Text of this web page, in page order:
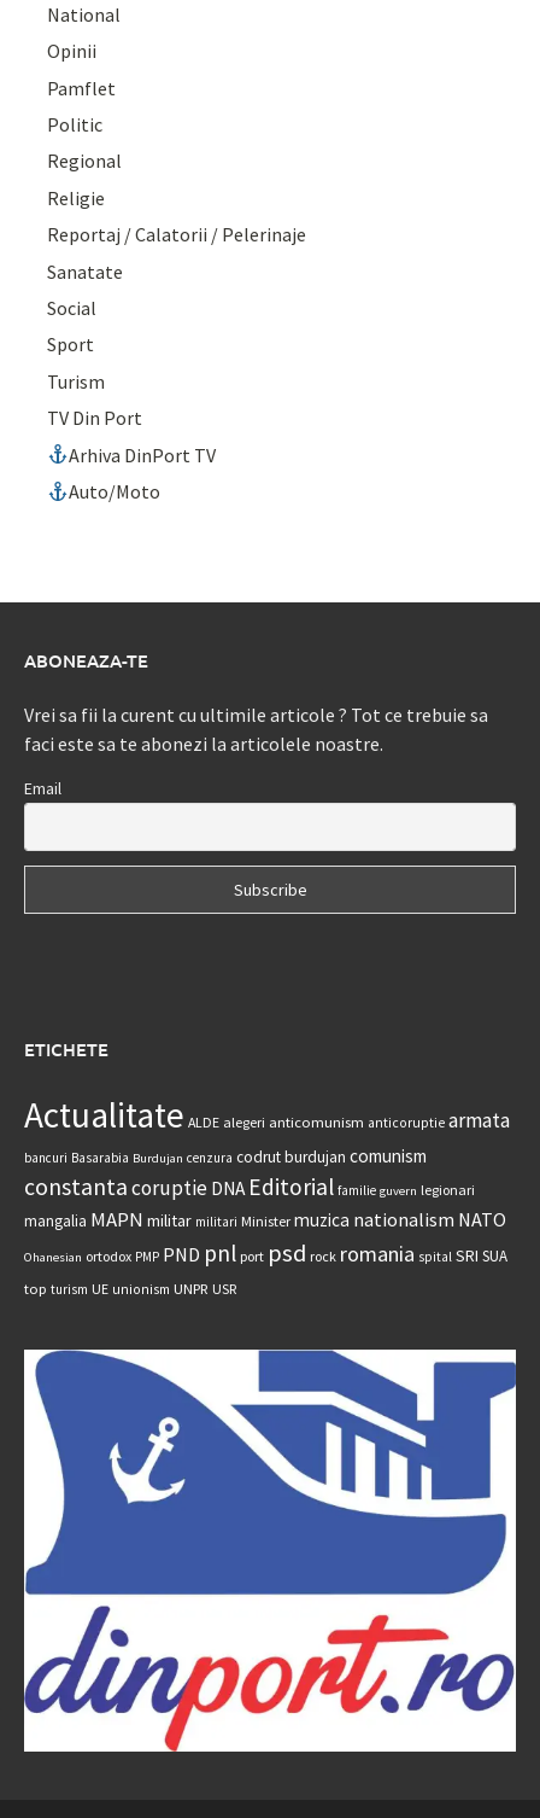
National
Opinii
Pamflet
Politic
Regional
Religie
Reportaj / Calatorii / Pelerinaje
Sanatate
Social
Sport
Turism
TV Din Port
Arhiva DinPort TV
Auto/Moto
ABONEAZA-TE
Vrei sa fii la curent cu ultimile articole ? Tot ce trebuie sa
faci este sa te abonezi la articolele noastre.
Email
ETICHETE
Actualitate ALDE alegeri anticomunism anticoruptie armata
bancuri Basarabia Burdujan cenzura codrut burdujan comunism
constantacoruptie DNA Editorial familie guvern legionari
mangalia MAPN militar militari Minister muzica nationalism NATO
Ohanesian ortodox PMP PND pnl port psd rock romania spital SRI SUA
top turism UE unionism UNPR USR